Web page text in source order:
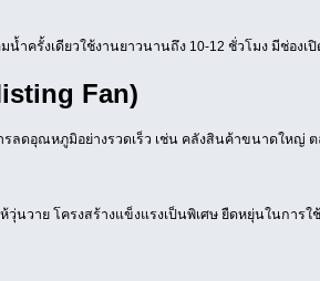
ำครั้งเดียวใช้งานยาวนานถึง 10-12 ชั่วโมง มีช่อง
Fan)
ดอุณหภูมิอย่างรวดเร็ว เช่น คลังสินค้าขนาดใหญ่
วาย โครงสร้างแข็งแรงเป็นพิเศษ ยืดหยุ่นในการ